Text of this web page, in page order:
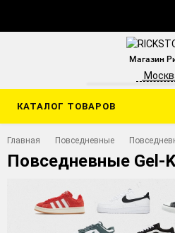
Магазин
КАТАЛОГ ТОВАРОВ
Главная Повседневные
Повседневные Gel-